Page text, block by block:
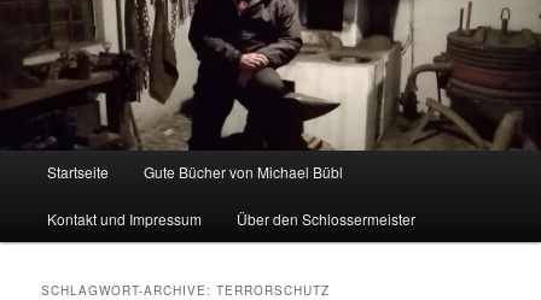
Zum Inhalt wechseln
Zum sekundären Inhalt wechseln
Startseite Gute Bücher von Michael Bübl
Kontakt und Impressum Über den Schlossermeister
SCHLAGWORT-ARCHIVE:TERRORSCHUTZ